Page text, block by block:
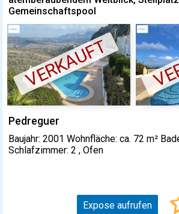
Gemeinschaftspool
VERKAUFT
Pedreguer
Baujahr: 2001 Wohnfläche: ca. 72 m²
Schlafzimmer: 2 , Ofen
Expose aufrufen